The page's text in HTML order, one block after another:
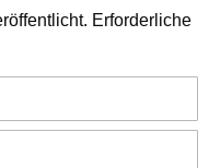
Erforderliche